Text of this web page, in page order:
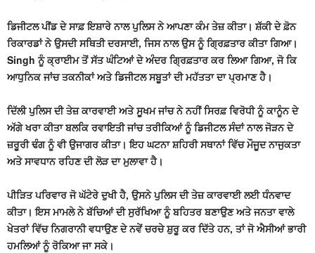
ਡਿਜੀਟਲ ਪੀਂਡ ਦੇ ਸਾਫ਼ ਇਸ਼ਾਰੇ ਨਾਲ ਪੁਲਿਸ ਨੇ ਆਪਣਾ ਕੰਮ ਤੇਜ਼ ਕੀਤਾ। ਸ਼ੱਕੀ ਦੇ ਫ਼ੋਨ
ਰਿਕਾਰਡਾਂ ਨੇ ਉਸਦੀ ਸਥਿਤੀ ਦਰਸਾਈ, ਜਿਸ ਨਾਲ ਉਸ ਨੂੰ ਗ੍ਰਿਫ਼ਤਾਰ ਕੀਤਾ ਗਿਆ।
Singh ਨੂੰ ਕ੍ਰਾਈਮ ਤੋਂ ਸੱਤ ਘੰਟਿਆਂ ਦੇ ਅੰਦਰ ਗ੍ਰਿਫ਼ਤਾਰ ਕਰ ਲਿਆ ਗਿਆ, ਜੋ ਕਿ
ਆਧੁਨਿਕ ਜਾਂਚ ਤਕਨੀਕਾਂ ਅਤੇ ਡਿਜੀਟਲ ਸਬੂਤਾਂ ਦੀ ਮਹੱਤਤਾ ਦਾ ਪ੍ਰਮਾਣ ਹੈ।
ਦਿੱਲੀ ਪੁਲਿਸ ਦੀ ਤੇਜ਼ ਕਾਰਵਾਈ ਅਤੇ ਸੂਖਮ ਜਾਂਚ ਨੇ ਨਹੀਂ ਸਿਰਫ਼ ਵਿਰੋਧੀ ਨੂੰ ਕਾਨੂੰਨ ਦੇ
ਅੱਗੇ ਖਰਾ ਕੀਤਾ ਬਲਕਿ ਰਵਾਇਤੀ ਜਾਂਚ ਤਰੀਕਿਆਂ ਨੂੰ ਡਿਜੀਟਲ ਸੰਦਾਂ ਨਾਲ ਜੋੜਨ ਦੇ
ਜ਼ਰੂਰੀ ਢੰਗ ਨੂੰ ਵੀ ਉਜਾਗਰ ਕੀਤਾ। ਇਹ ਘਟਨਾ ਸ਼ਹਿਰੀ ਸਥਾਨਾਂ ਵਿੱਚ ਮੌਜੂਦ ਨਾਜੁਕਤਾ
ਅਤੇ ਸਾਵਧਾਨ ਰਹਿਣ ਦੀ ਲੋੜ ਦਾ ਮੁਲਾਵਾ ਹੈ।
ਪੀੜਿਤ ਪਰਿਵਾਰ ਜੋ ਘੱਟੇਰੇ ਦੁਖੀ ਹੈ, ਉਸਨੇ ਪੁਲਿਸ ਦੀ ਤੇਜ਼ ਕਾਰਵਾਈ ਲਈ ਧੰਨਵਾਦ
ਕੀਤਾ। ਇਸ ਮਾਮਲੇ ਨੇ ਬੱਚਿਆਂ ਦੀ ਸੁਰੱਖਿਆ ਨੂੰ ਬਹਿਤਰ ਬਣਾਉਣ ਅਤੇ ਜਨਤਾ ਵਾਲੇ
ਖੇਤਰਾਂ ਵਿੱਚ ਨਿਗਰਾਨੀ ਵਧਾਉਣ ਦੇ ਨਵੇਂ ਚਰਚੇ ਸ਼ੁਰੂ ਕਰ ਦਿੱਤੇ ਹਨ, ਤਾਂ ਜੋ ਐਸੀਆਂ ਭਾਰੀ
ਹਮਲਿਆਂ ਨੂੰ ਰੋਕਿਆ ਜਾ ਸਕੇ।